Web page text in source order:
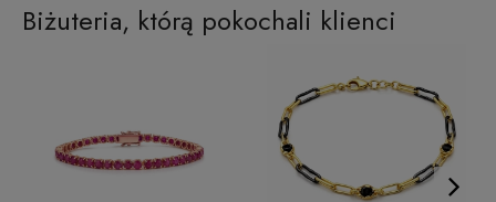
Biżuteria, którą pokochali klienci